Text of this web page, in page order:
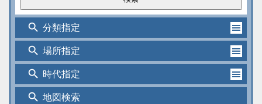
search 分類指定
search 場所指定
search 時代指定
search 地図検索